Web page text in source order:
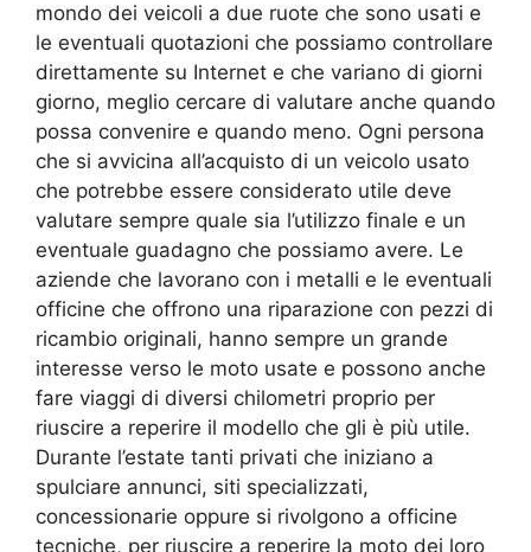
mondo dei veicoli a due ruote che sono usati e
le eventuali quotazioni che possiamo controllare
direttamente su Internet e che variano di giorni
giorno, meglio cercare di valutare anche quando
possa convenire e quando meno. Ogni persona
che si avvicina all’acquisto di un veicolo usato
che potrebbe essere considerato utile deve
valutare sempre quale sia l’utilizzo finale e un
eventuale guadagno che possiamo avere. Le
aziende che lavorano con i metalli e le eventuali
officine che offrono una riparazione con pezzi di
ricambio originali, hanno sempre un grande
interesse verso le moto usate e possono anche
fare viaggi di diversi chilometri proprio per
riuscire a reperire il modello che gli è più utile.
Durante l’estate tanti privati che iniziano a
spulciare annunci, siti specializzati,
concessionarie oppure si rivolgono a officine
tecniche, per riuscire a reperire la moto dei loro